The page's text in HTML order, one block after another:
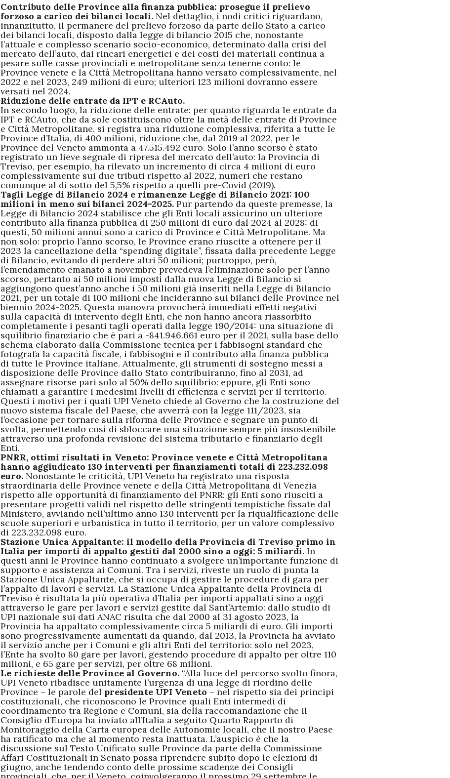
Contributo delle Province alla finanza pubblica: prosegue il prelievo
forzoso a carico dei bilanci locali. Nel dettaglio, i nodi critici riguardano,
innanzitutto, il permanere del prelievo forzoso da parte dello Stato a carico
dei bilanci locali, disposto dalla legge di bilancio 2015 che, nonostante
l’attuale e complesso scenario socio-economico, determinato dalla crisi del
mercato dell’auto, dai rincari energetici e dei costi dei materiali continua a
pesare sulle casse provinciali e metropolitane senza tenerne conto: le
Province venete e la Città Metropolitana hanno versato complessivamente, nel
2022 e nel 2023, 249 milioni di euro; ulteriori 123 milioni dovranno essere
versati nel 2024.
Riduzione delle entrate da IPT e RCAuto.
In secondo luogo, la riduzione delle entrate: per quanto riguarda le entrate da
IPT e RCAuto, che da sole costituiscono oltre la metà delle entrate di Province
e Città Metropolitane, si registra una riduzione complessiva, riferita a tutte le
Province d’Italia, di 400 milioni, riduzione che, dal 2019 al 2022, per le
Province del Veneto ammonta a 47.515.492 euro. Solo l’anno scorso è stato
registrato un lieve segnale di ripresa del mercato dell’auto: la Provincia di
Treviso, per esempio, ha rilevato un incremento di circa 4 milioni di euro
complessivamente sui due tributi rispetto al 2022, numeri che restano
comunque al di sotto del 5,5% rispetto a quelli pre-Covid (2019).
Tagli Legge di Bilancio 2024 e rimanenze Legge di Bilancio 2021: 100
milioni in meno sui bilanci 2024-2025. Pur partendo da queste premesse, la
Legge di Bilancio 2024 stabilisce che gli Enti locali assicurino un ulteriore
contributo alla finanza pubblica di 250 milioni di euro dal 2024 al 2028: di
questi, 50 milioni annui sono a carico di Province e Città Metropolitane. Ma
non solo: proprio l’anno scorso, le Province erano riuscite a ottenere per il
2023 la cancellazione della “spending digitale”, fissata dalla precedente Legge
di Bilancio, evitando di perdere altri 50 milioni; purtroppo, però,
l’emendamento emanato a novembre prevedeva l’eliminazione solo per l’anno
scorso, pertanto ai 50 milioni imposti dalla nuova Legge di Bilancio si
aggiungono quest’anno anche i 50 milioni già inseriti nella Legge di Bilancio
2021, per un totale di 100 milioni che incideranno sui bilanci delle Province nel
biennio 2024-2025. Questa manovra provocherà immediati effetti negativi
sulla capacità di intervento degli Enti, che non hanno ancora riassorbito
completamente i pesanti tagli operati dalla legge 190/2014: una situazione di
squilibrio finanziario che è pari a -841.946.661 euro per il 2021, sulla base dello
schema elaborato dalla Commissione tecnica per i fabbisogni standard che
fotografa la capacità fiscale, i fabbisogni e il contributo alla finanza pubblica
di tutte le Province italiane. Attualmente, gli strumenti di sostegno messi a
disposizione delle Province dallo Stato contribuiranno, fino al 2031, ad
assegnare risorse pari solo al 50% dello squilibrio: eppure, gli Enti sono
chiamati a garantire i medesimi livelli di efficienza e servizi per il territorio.
Questi i motivi per i quali UPI Veneto chiede al Governo che la costruzione del
nuovo sistema fiscale del Paese, che avverrà con la legge 111/2023, sia
l’occasione per tornare sulla riforma delle Province e segnare un punto di
svolta, permettendo così di sbloccare una situazione sempre più insostenibile
attraverso una profonda revisione del sistema tributario e finanziario degli
Enti.
PNRR, ottimi risultati in Veneto: Province venete e Città Metropolitana
hanno aggiudicato 130 interventi per finanziamenti totali di 223.232.098
euro. Nonostante le criticità, UPI Veneto ha registrato una risposta
straordinaria delle Province venete e della Città Metropolitana di Venezia
rispetto alle opportunità di finanziamento del PNRR: gli Enti sono riusciti a
presentare progetti validi nel rispetto delle stringenti tempistiche fissate dal
Ministero, avviando nell’ultimo anno 130 interventi per la riqualificazione delle
scuole superiori e urbanistica in tutto il territorio, per un valore complessivo
di 223.232.098 euro.
Stazione Unica Appaltante: il modello della Provincia di Treviso primo in
Italia per importi di appalto gestiti dal 2000 sino a oggi: 5 miliardi. In
questi anni le Province hanno continuato a svolgere un’importante funzione di
supporto e assistenza ai Comuni. Tra i servizi, riveste un ruolo di punta la
Stazione Unica Appaltante, che si occupa di gestire le procedure di gara per
l’appalto di lavori e servizi. La Stazione Unica Appaltante della Provincia di
Treviso è risultata la più operativa d’Italia per importi appaltati sino a oggi
attraverso le gare per lavori e servizi gestite dal Sant’Artemio: dallo studio di
UPI nazionale sui dati ANAC risulta che dal 2000 al 31 agosto 2023, la
Provincia ha appaltato complessivamente circa 5 miliardi di euro. Gli importi
sono progressivamente aumentati da quando, dal 2013, la Provincia ha avviato
il servizio anche per i Comuni e gli altri Enti del territorio: solo nel 2023,
l’Ente ha svolto 80 gare per lavori, gestendo procedure di appalto per oltre 110
milioni, e 65 gare per servizi, per oltre 68 milioni.
Le richieste delle Province al Governo. “Alla luce del percorso svolto finora,
UPI Veneto ribadisce unitamente l’urgenza di una legge di riordino delle
Province – le parole del presidente UPI Veneto – nel rispetto sia dei principi
costituzionali, che riconoscono le Province quali Enti intermedi di
coordinamento tra Regione e Comuni, sia della raccomandazione che il
Consiglio d’Europa ha inviato all’Italia a seguito Quarto Rapporto di
Monitoraggio della Carta europea delle Autonomie locali, che il nostro Paese
ha ratificato ma che al momento resta inattuata. L’auspicio è che la
discussione sul Testo Unificato sulle Province da parte della Commissione
Affari Costituzionali in Senato possa riprendere subito dopo le elezioni di
giugno, anche tendendo conto delle prossime scadenze dei Consigli